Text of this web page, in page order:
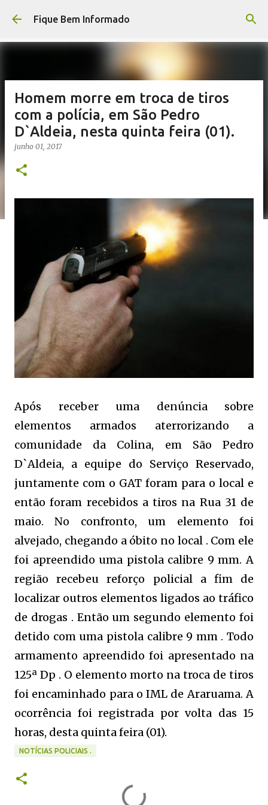
Pular para o conteúdo principal
Fique Bem Informado
Homem morre em troca de tiros
com a polícia, em São Pedro
D`Aldeia, nesta quinta feira (01).
junho 01, 2017
Após receber uma denúncia sobre
elementos armados aterrorizando a
comunidade da Colina, em São Pedro
D`Aldeia, a equipe do Serviço Reservado,
juntamente com o GAT foram para o local e
então foram recebidos a tiros na Rua 31 de
maio. No confronto, um elemento foi
alvejado, chegando a óbito no local . Com ele
foi apreendido uma pistola calibre 9 mm. A
região recebeu reforço policial a fim de
localizar outros elementos ligados ao tráfico
de drogas . Então um segundo elemento foi
detido com uma pistola calibre 9 mm . Todo
armamento apreendido foi apresentado na
125ª Dp . O elemento morto na troca de tiros
foi encaminhado para o IML de Araruama. A
ocorrência foi registrada por volta das 15
horas, desta quinta feira (01).
NOTÍCIAS POLICIAIS .